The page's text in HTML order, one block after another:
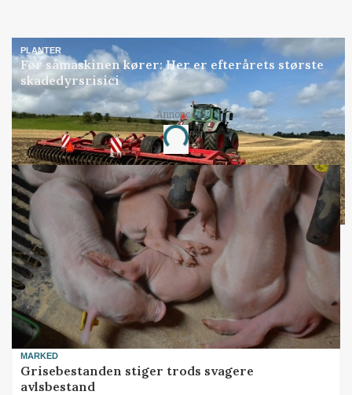
PLANTER
Før såmaskinen kører: Her er efterårets største
skadedyrsrisici
Annonce
Loading...
MARKED
Grisebestanden stiger trods svagere
avlsbestand